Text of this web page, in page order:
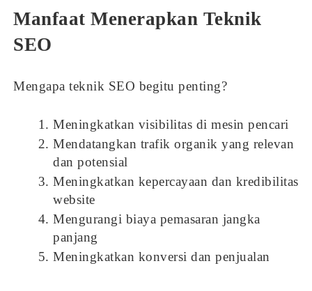
Manfaat Menerapkan Teknik
SEO
Mengapa teknik SEO begitu penting?
Meningkatkan visibilitas di mesin pencari
Mendatangkan trafik organik yang relevan
dan potensial
Meningkatkan kepercayaan dan kredibilitas
website
Mengurangi biaya pemasaran jangka
panjang
Meningkatkan konversi dan penjualan